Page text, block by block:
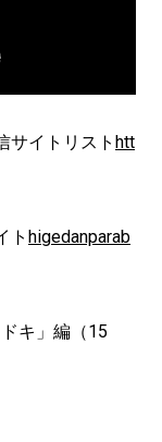
サイトリスト htt
ト higedanparab
キ」編（15